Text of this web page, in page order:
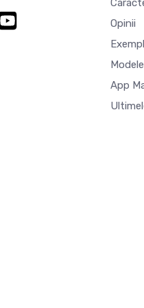
Opinii
App